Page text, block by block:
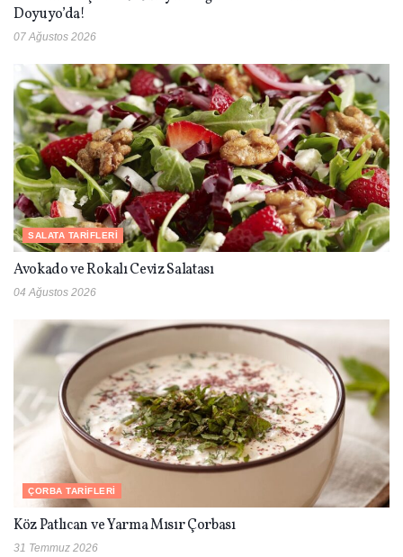
Doyuyo’da!
07 Ağustos 2026
SALATA TARIFLERI
Avokado ve Rokalı Ceviz Salatası
04 Ağustos 2026
ÇORBA TARIFLERI
Köz Patlıcan ve Yarma Mısır Çorbası
31 Temmuz 2026